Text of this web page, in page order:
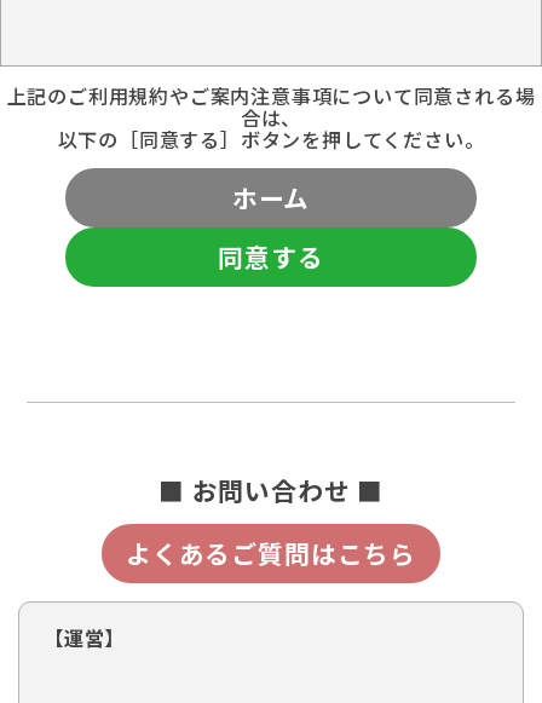
上記のご利用規約やご案内注意事項について同意される場
合は、
以下の［同意する］ボタンを押してください。
ホーム
同意する
■ お問い合わせ ■
よくあるご質問はこちら
【運営】